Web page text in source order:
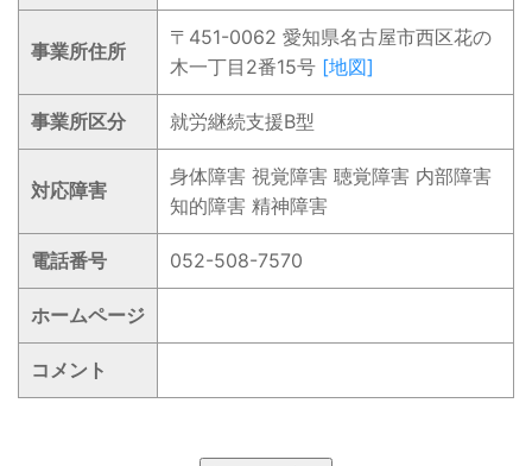
事業所住所
〒451-0062 愛知県名古屋市西区花の
木一丁目2番15号 [地図]
事業所区分 就労継続支援B型
対応障害
身体障害 視覚障害 聴覚障害 内部障害
知的障害 精神障害
電話番号 052-508-7570
ホームページ
コメント